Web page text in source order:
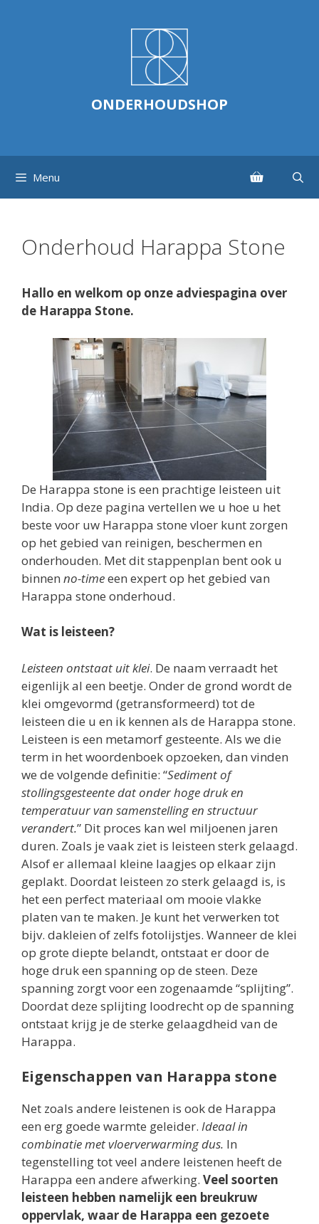
ONDERHOUDSHOP
Menu
Onderhoud Harappa Stone
Hallo en welkom op onze adviespagina over
de Harappa Stone.
De Harappa stone is een prachtige leisteen uit
India. Op deze pagina vertellen we u hoe u het
beste voor uw Harappa stone vloer kunt zorgen
op het gebied van reinigen, beschermen en
onderhouden. Met dit stappenplan bent ook u
binnen no-timeeen expert op het gebied van
Harappa stone onderhoud.
Wat is leisteen?
Leisteen ontstaat uit klei. De naam verraadt het
eigenlijk al een beetje. Onder de grond wordt de
klei omgevormd (getransformeerd) tot de
leisteen die u en ik kennen als de Harappa stone.
Leisteen is een metamorf gesteente. Als we die
term in het woordenboek opzoeken, dan vinden
we de volgende definitie: “Sediment of
stollingsgesteente dat onder hoge druk en
temperatuur van samenstelling en structuur
verandert.” Dit proces kan wel miljoenen jaren
duren. Zoals je vaak ziet is leisteen sterk gelaagd.
Alsof er allemaal kleine laagjes op elkaar zijn
geplakt. Doordat leisteen zo sterk gelaagd is, is
het een perfect materiaal om mooie vlakke
platen van te maken. Je kunt het verwerken tot
bijv. dakleien of zelfs fotolijstjes. Wanneer de klei
op grote diepte belandt, ontstaat er door de
hoge druk een spanning op de steen. Deze
spanning zorgt voor een zogenaamde “splijting”.
Doordat deze splijting loodrecht op de spanning
ontstaat krijg je de sterke gelaagdheid van de
Harappa.
Eigenschappen van Harappa stone
Net zoals andere leistenen is ook de Harappa
een erg goede warmte geleider. Ideaal in
combinatie met vloerverwarming dus. In
tegenstelling tot veel andere leistenen heeft de
Harappa een andere afwerking. Veel soorten
leisteen hebben namelijk een breukruw
oppervlak, waar de Harappa een gezoete